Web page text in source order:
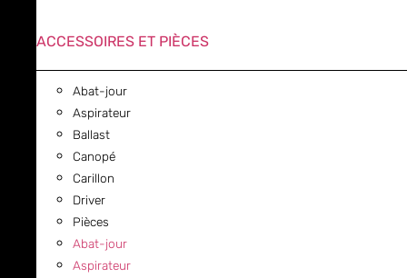
ACCESSOIRES ET PIÈCES
Abat-jour
Aspirateur
Ballast
Canopé
Carillon
Driver
Pièces
Abat-jour
Aspirateur